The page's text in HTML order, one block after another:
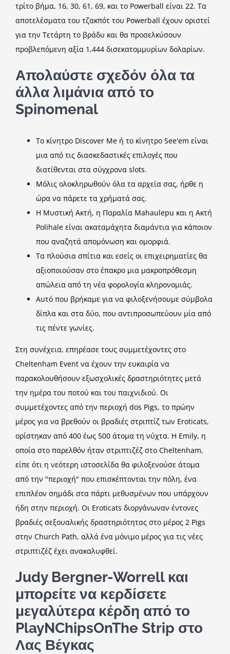
τρίτο βήμα, 16, 30, 61, 69, και το Powerball είναι 22. Τα
αποτελέσματα του τζακπότ του Powerball έχουν οριστεί
για την Τετάρτη το βράδυ και θα προσελκύσουν
προβλεπόμενη αξία 1,444 δισεκατομμυρίων δολαρίων.
Απολαύστε σχεδόν όλα τα
άλλα λιμάνια από το
Spinomenal
Το κίνητρο Discover Me ή το κίνητρο See'em είναι
μια από τις διασκεδαστικές επιλογές που
διατίθενται στα σύγχρονα slots.
Μόλις ολοκληρωθούν όλα τα αρχεία σας, ήρθε η
ώρα να πάρετε τα χρήματά σας.
Η Μυστική Ακτή, η Παραλία Mahaulepu και η Ακτή
Polihale είναι ακαταμάχητα διαμάντια για κάποιον
που αναζητά απομόνωση και ομορφιά.
Τα πλούσια σπίτια και εσείς οι επιχειρηματίες θα
αξιοποιούσαν στο έπακρο μια μακροπρόθεσμη
απώλεια από τη νέα φορολογία κληρονομιάς.
Αυτό που βρήκαμε για να φιλοξενήσουμε σύμβολα
δίπλα και στα δύο, που αντιπροσωπεύουν μία από
τις πέντε γωνίες.
Στη συνέχεια, επηρέασε τους συμμετέχοντες στο
Cheltenham Event να έχουν την ευκαιρία να
παρακολουθήσουν εξωσχολικές δραστηριότητες μετά
την ημέρα του ποτού και του παιχνιδιού. Οι
συμμετέχοντες από την περιοχή dos Pigs, το πρώην
μέρος για να βρεθούν οι βραδιές στριπτίζ των Eroticats,
ορίστηκαν από 400 έως 500 άτομα τη νύχτα. Η Emily, η
οποία στο παρελθόν ήταν στριπτιζέζ στο Cheltenham,
είπε ότι η νεότερη ιστοσελίδα θα φιλοξενούσε άτομα
από την "περιοχή" που επισκέπτονται την πόλη, ένα
επιπλέον σημάδι στα πάρτι μεθυσμένων που υπάρχουν
ήδη στην περιοχή. Οι Eroticats διοργάνωναν έντονες
βραδιές σεξουαλικής δραστηριότητας στο μέρος 2 Pigs
στην Church Path, αλλά ένα μόνιμο μέρος για τις νέες
στριπτιζέζ έχει ανακαλυφθεί.
Judy Bergner-Worrell και
μπορείτε να κερδίσετε
μεγαλύτερα κέρδη από το
PlayNChipsOnThe Strip στο
Λας Βέγκας